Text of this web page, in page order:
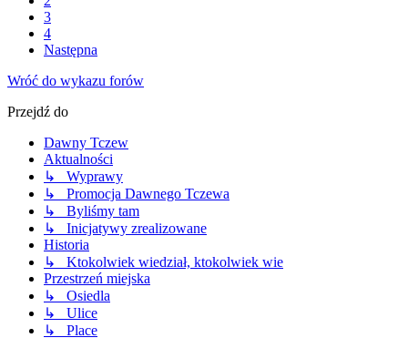
3
4
Następna
Wróć do wykazu forów
Przejdź do
Dawny Tczew
Aktualności
↳ Wyprawy
↳ Promocja Dawnego Tczewa
↳ Byliśmy tam
↳ Inicjatywy zrealizowane
Historia
↳ Ktokolwiek wiedział, ktokolwiek wie
Przestrzeń miejska
↳ Osiedla
↳ Ulice
↳ Place